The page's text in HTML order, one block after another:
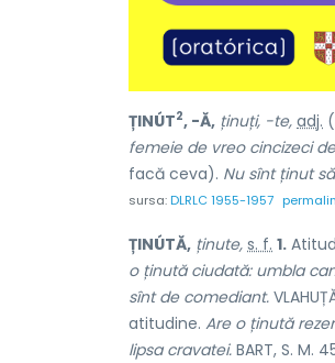
ȚINÚT2, -Ă, ținuți, -te, adj.
femeie de vreo cincizeci
facă ceva). Nu sînt ținut
sursa:DLRLC 1955-1957
ȚINÚTĂ, ținute, s. f. 1.
o ținută ciudată: umbla
sînt de comediant.
atitudine. Are o ținută
lipsa cravatei. BART, S. M.